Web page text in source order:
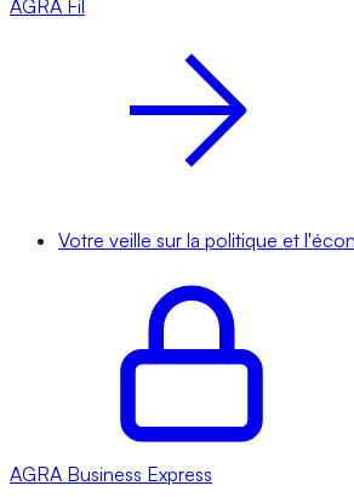
AGRA Fil
Votre veille sur la politique et
AGRA Business Express